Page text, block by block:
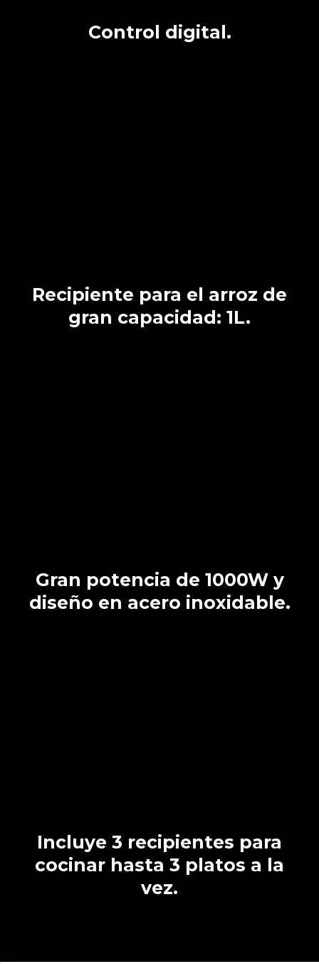
Control digital.
Recipiente para el arroz de
gran capacidad: 1L.
Gran potencia de 1000W y
diseño en acero inoxidable.
Incluye 3 recipientes para
cocinar hasta 3 platos a la
vez.